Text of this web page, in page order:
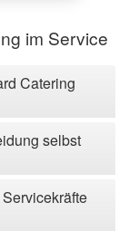
im Service
Catering
selbst